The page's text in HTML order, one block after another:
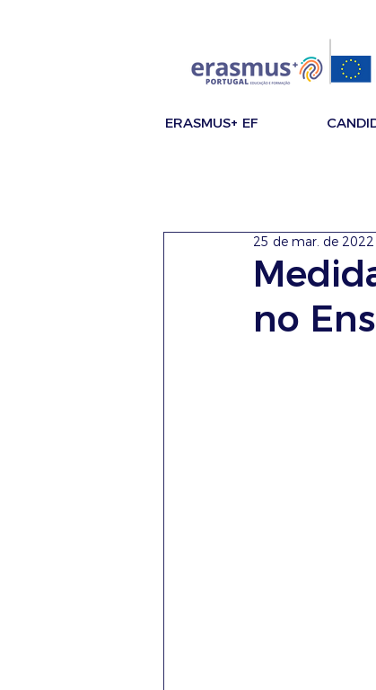
ERASMUS+ EF
no
25 de mar. de 2022